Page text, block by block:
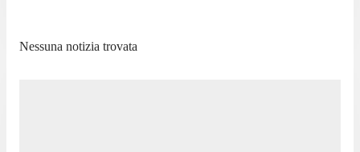
Nessuna notizia trovata